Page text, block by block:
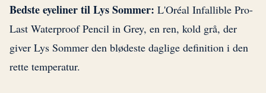
Bedste eyeliner til Lys Sommer: L'Oréal Infallible Pro-
Last Waterproof Pencil in Grey, en ren, kold grå, der
giver Lys Sommer den blødeste daglige definition i den
rette temperatur.